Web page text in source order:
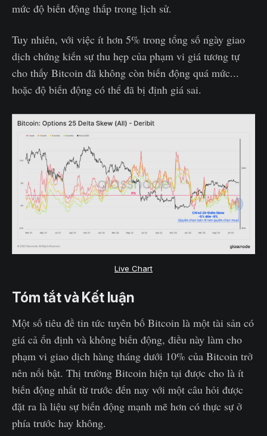
mức độ biến động thấp trong lịch sử.
Tuy nhiên, với việc ít hơn 5% trong tổng số ngày giao
dịch chứng kiến sự thu hẹp của phạm vi giá tương tự
cho thấy Bitcoin đã không còn biến động quá mức...
hoặc độ biến động có thể đã bị định giá sai.
Live Chart
Tóm tắt và Kết luận
Một số tiêu đề tin tức tuyên bố Bitcoin là một tài sản có
giá cả ổn định và không biến động, điều này làm cho
phạm vi giao dịch hàng tháng dưới 10% của Bitcoin trở
nên nổi bật. Thị trường Bitcoin hiện tại được cho là ít
biến động nhất từ trước đến nay với một câu hỏi được
đặt ra là liệu sự biến động mạnh mẽ hơn có thực sự ở
phía trước hay không.